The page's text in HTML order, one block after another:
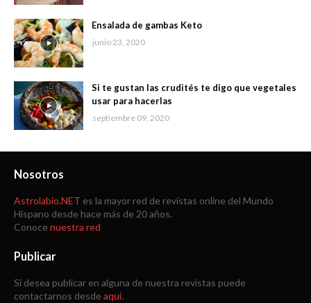
Ensalada de gambas Keto
junio 23, 2020
Si te gustan las crudités te digo que vegetales
usar para hacerlas
septiembre 09, 2020
Nosotros
Astrolabio.NET es la mayor red de revistas online del Mundo
Hispano desde hace más de 20 años.
Conoce nuestra red
Publicar
Si desea publicar en alguna de nuestra revistas puede
contactarnos desde aquí.